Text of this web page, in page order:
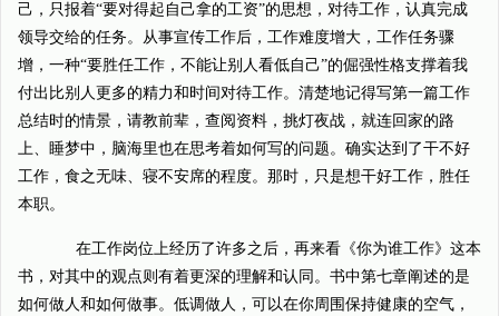
己，只报着“要对得起自己拿的工资”的思想，对待工作，认真完成
领导交给的任务。从事宣传工作后，工作难度增大，工作任务骤
增，一种“要胜任工作，不能让别人看低自己”的倔强性格支撑着我
付出比别人更多的精力和时间对待工作。清楚地记得写第一篇工作
总结时的情景，请教前辈，查阅资料，挑灯夜战，就连回家的路
上、睡梦中，脑海里也在思考着如何写的问题。确实达到了干不好
工作，食之无味、寝不安席的程度。那时，只是想干好工作，胜任
本职。
在工作岗位上经历了许多之后，再来看《你为谁工作》这本
书，对其中的观点则有着更深的理解和认同。书中第七章阐述的是
如何做人和如何做事。低调做人，可以在你周围保持健康的空气，